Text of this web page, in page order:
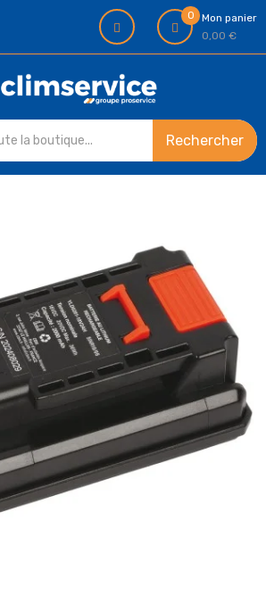
0
Mon panier
0,00 €
Rechercher